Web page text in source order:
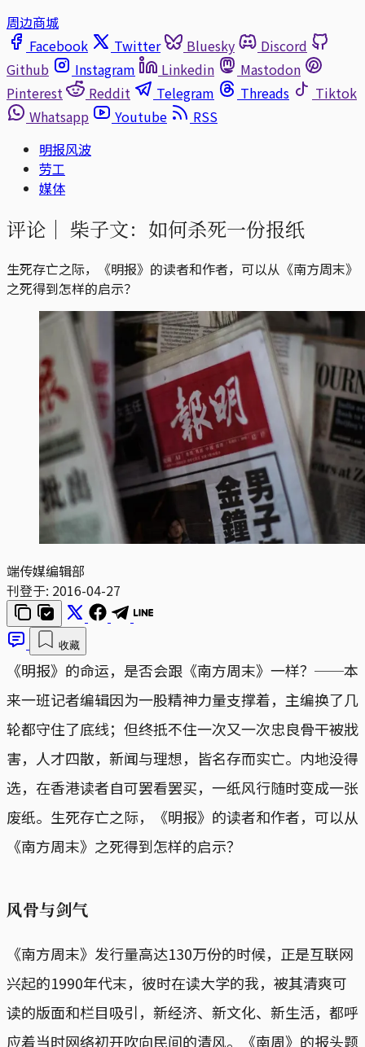
周边商城
Facebook
Twitter Bluesky
Discord
Github
Instagram Linkedin
Mastodon
Pinterest
Reddit Telegram Threads
Tiktok
Whatsapp
Youtube
RSS
明报风波
劳工
媒体
评论｜ 柴子文：如何杀死一份报纸
生死存亡之际，《明报》的读者和作者，可以从《南方周末》
之死得到怎样的启示？
端传媒编辑部
刊登于: 2016-04-27
收藏
《明报》的命运，是否会跟《南方周末》一样？──本
来一班记者编辑因为一股精神力量支撑着，主编换了几
轮都守住了底线；但终抵不住一次又一次忠良骨干被戕
害，人才四散，新闻与理想，皆名存而实亡。内地没得
选，在香港读者自可罢看罢买，一纸风行随时变成一张
废纸。生死存亡之际，《明报》的读者和作者，可以从
《南方周末》之死得到怎样的启示？
风骨与剑气
《南方周末》发行量高达130万份的时候，正是互联网
兴起的1990年代末，彼时在读大学的我，被其清爽可
读的版面和栏目吸引，新经济、新文化、新生活，都呼
应着当时网络初开吹向民间的清风。《南周》的报头题